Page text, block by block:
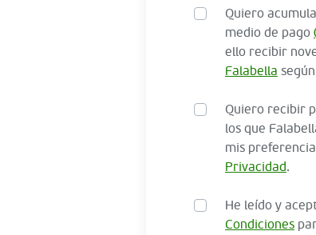
Quiero
medio de pago
ello recibir
Falabella según
Quiero recibir
los que
mis
Privacidad.
He leído y
Condiciones